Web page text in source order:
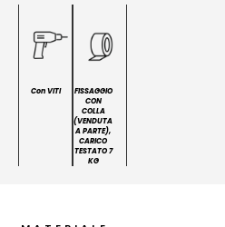
Con VITI
FISSAGGIO
CON
COLLA
(VENDUTA
A PARTE),
CARICO
TESTATO 7
KG